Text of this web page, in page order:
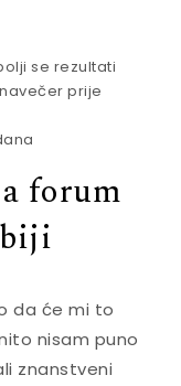
se rezultati
prije
forum
da će mi to
nisam puno
znanstveni